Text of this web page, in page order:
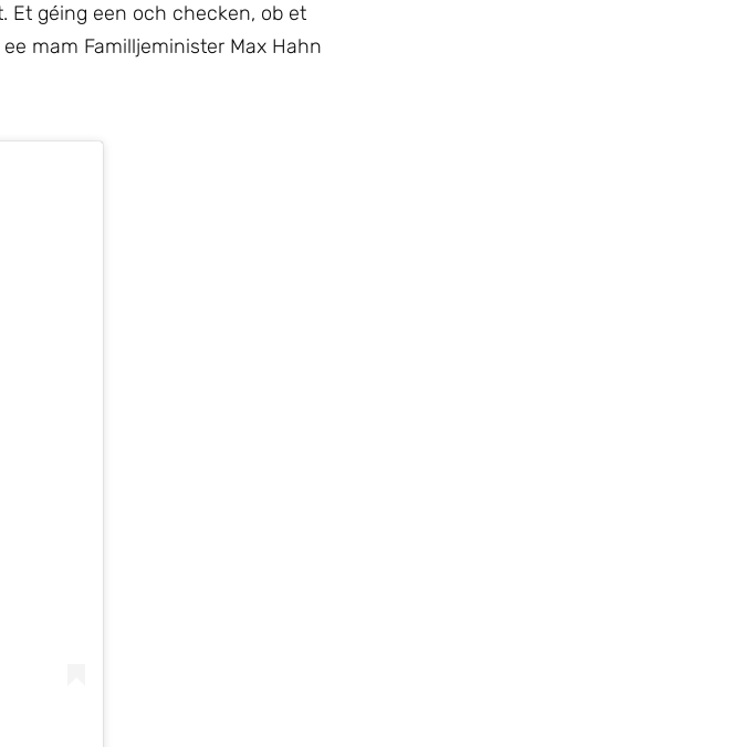
Et géing een och checken, ob et
mam Familljeminister Max Hahn